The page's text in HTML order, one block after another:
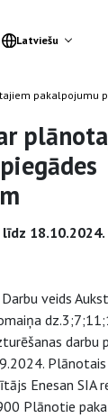
Latviešu
pakalpojumu
veids
darbu
Enesan SIA
Plānotie